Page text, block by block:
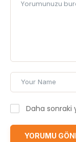
Daha sonraki
YORUMU